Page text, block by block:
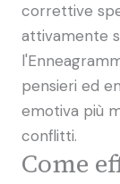
correttive
attivamente
pensieri ed
emotiva più
conflitti.
Come